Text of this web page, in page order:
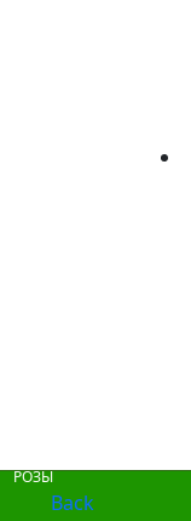
РОЗЫ
Back